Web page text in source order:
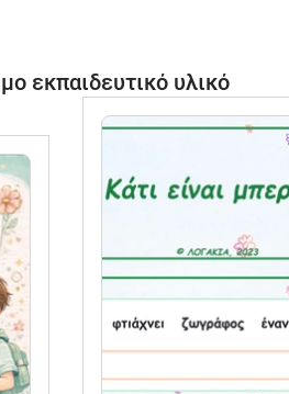
εκπαιδευτικό υλικό